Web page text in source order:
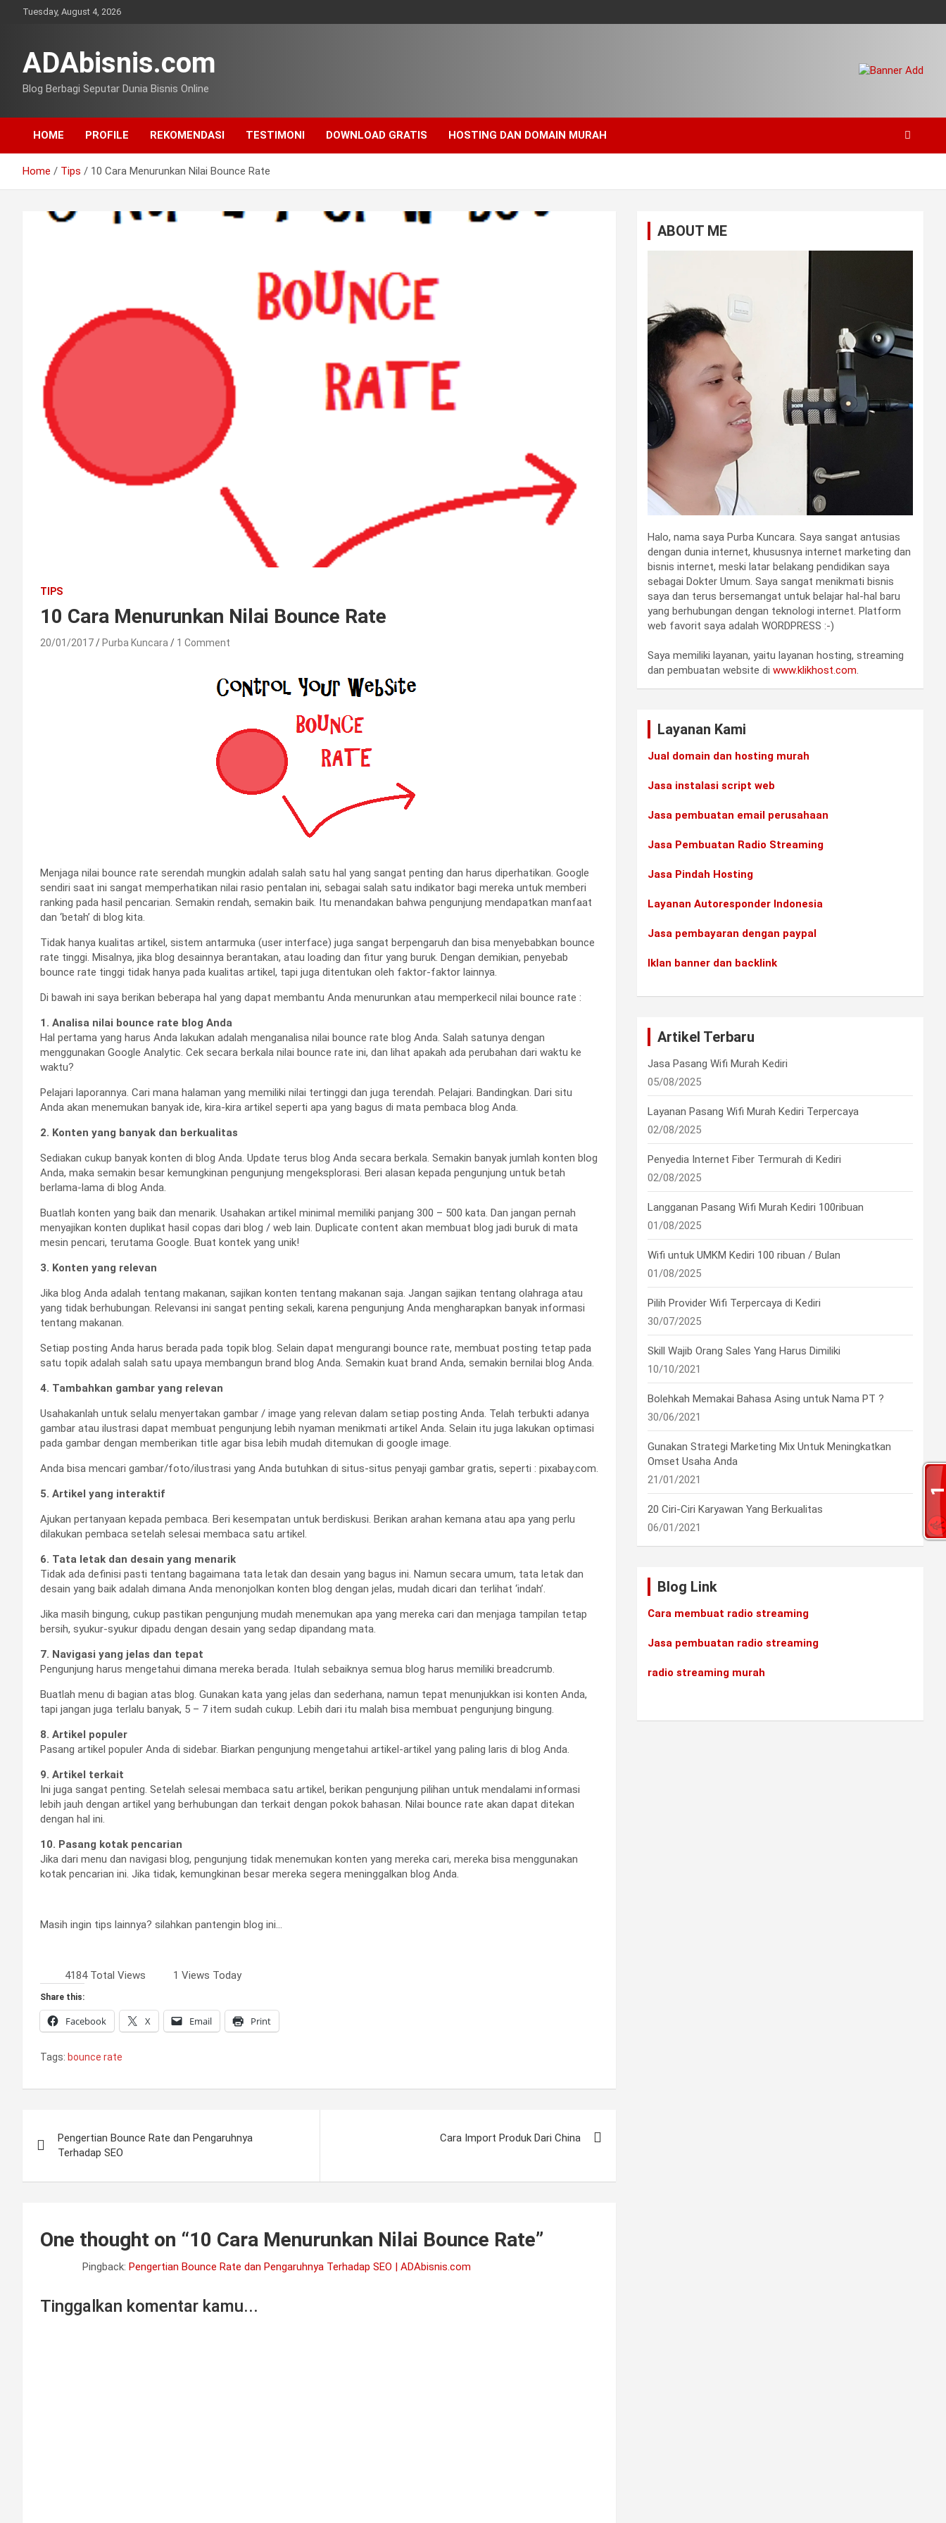
Tuesday, August 4, 2026
ADAbisnis.com
Blog Berbagi Seputar Dunia Bisnis Online
HOME PROFILE REKOMENDASI TESTIMONI DOWNLOAD GRATIS HOSTING DAN DOMAIN MURAH
Home Tips 10 Cara Menurunkan Nilai Bounce Rate
TIPS
10 Cara Menurunkan Nilai Bounce Rate
20/01/2017 Purba Kuncara 1 Comment
Menjaga nilai bounce rate serendah mungkin adalah salah satu hal yang sangat penting dan harus diperhatikan. Google
sendiri saat ini sangat memperhatikan nilai rasio pentalan ini, sebagai salah satu indikator bagi mereka untuk memberi
ranking pada hasil pencarian. Semakin rendah, semakin baik. Itu menandakan bahwa pengunjung mendapatkan manfaat
dan ‘betah’ di blog kita.
Tidak hanya kualitas artikel, sistem antarmuka (user interface) juga sangat berpengaruh dan bisa menyebabkan bounce
rate tinggi. Misalnya, jika blog desainnya berantakan, atau loading dan fitur yang buruk. Dengan demikian, penyebab
bounce rate tinggi tidak hanya pada kualitas artikel, tapi juga ditentukan oleh faktor-faktor lainnya.
Di bawah ini saya berikan beberapa hal yang dapat membantu Anda menurunkan atau memperkecil nilai bounce rate :
1. Analisa nilai bounce rate blog Anda
Hal pertama yang harus Anda lakukan adalah menganalisa nilai bounce rate blog Anda. Salah satunya dengan
menggunakan Google Analytic. Cek secara berkala nilai bounce rate ini, dan lihat apakah ada perubahan dari waktu ke
waktu?
Pelajari laporannya. Cari mana halaman yang memiliki nilai tertinggi dan juga terendah. Pelajari. Bandingkan. Dari situ
Anda akan menemukan banyak ide, kira-kira artikel seperti apa yang bagus di mata pembaca blog Anda.
2. Konten yang banyak dan berkualitas
Sediakan cukup banyak konten di blog Anda. Update terus blog Anda secara berkala. Semakin banyak jumlah konten blog
Anda, maka semakin besar kemungkinan pengunjung mengeksplorasi. Beri alasan kepada pengunjung untuk betah
berlama-lama di blog Anda.
Buatlah konten yang baik dan menarik. Usahakan artikel minimal memiliki panjang 300 – 500 kata. Dan jangan pernah
menyajikan konten duplikat hasil copas dari blog / web lain. Duplicate content akan membuat blog jadi buruk di mata
mesin pencari, terutama Google. Buat kontek yang unik!
3. Konten yang relevan
Jika blog Anda adalah tentang makanan, sajikan konten tentang makanan saja. Jangan sajikan tentang olahraga atau
yang tidak berhubungan. Relevansi ini sangat penting sekali, karena pengunjung Anda mengharapkan banyak informasi
tentang makanan.
Setiap posting Anda harus berada pada topik blog. Selain dapat mengurangi bounce rate, membuat posting tetap pada
satu topik adalah salah satu upaya membangun brand blog Anda. Semakin kuat brand Anda, semakin bernilai blog Anda.
4. Tambahkan gambar yang relevan
Usahakanlah untuk selalu menyertakan gambar / image yang relevan dalam setiap posting Anda. Telah terbukti adanya
gambar atau ilustrasi dapat membuat pengunjung lebih nyaman menikmati artikel Anda. Selain itu juga lakukan optimasi
pada gambar dengan memberikan title agar bisa lebih mudah ditemukan di google image.
Anda bisa mencari gambar/foto/ilustrasi yang Anda butuhkan di situs-situs penyaji gambar gratis, seperti : pixabay.com.
5. Artikel yang interaktif
Ajukan pertanyaan kepada pembaca. Beri kesempatan untuk berdiskusi. Berikan arahan kemana atau apa yang perlu
dilakukan pembaca setelah selesai membaca satu artikel.
6. Tata letak dan desain yang menarik
Tidak ada definisi pasti tentang bagaimana tata letak dan desain yang bagus ini. Namun secara umum, tata letak dan
desain yang baik adalah dimana Anda menonjolkan konten blog dengan jelas, mudah dicari dan terlihat ‘indah’.
Jika masih bingung, cukup pastikan pengunjung mudah menemukan apa yang mereka cari dan menjaga tampilan tetap
bersih, syukur-syukur dipadu dengan desain yang sedap dipandang mata.
7. Navigasi yang jelas dan tepat
Pengunjung harus mengetahui dimana mereka berada. Itulah sebaiknya semua blog harus memiliki breadcrumb.
Buatlah menu di bagian atas blog. Gunakan kata yang jelas dan sederhana, namun tepat menunjukkan isi konten Anda,
tapi jangan juga terlalu banyak, 5 – 7 item sudah cukup. Lebih dari itu malah bisa membuat pengunjung bingung.
8. Artikel populer
Pasang artikel populer Anda di sidebar. Biarkan pengunjung mengetahui artikel-artikel yang paling laris di blog Anda.
9. Artikel terkait
Ini juga sangat penting. Setelah selesai membaca satu artikel, berikan pengunjung pilihan untuk mendalami informasi
lebih jauh dengan artikel yang berhubungan dan terkait dengan pokok bahasan. Nilai bounce rate akan dapat ditekan
dengan hal ini.
10. Pasang kotak pencarian
Jika dari menu dan navigasi blog, pengunjung tidak menemukan konten yang mereka cari, mereka bisa menggunakan
kotak pencarian ini. Jika tidak, kemungkinan besar mereka segera meninggalkan blog Anda.
Masih ingin tips lainnya? silahkan pantengin blog ini…
4184 Total Views 1 Views Today
Share this:
Facebook X Email Print
Tags: bounce rate
navigation
Pengertian Bounce Rate dan Pengaruhnya
Terhadap SEO
Cara Import Produk Dari China
One thought on “10 Cara Menurunkan Nilai Bounce Rate”
Pingback: Pengertian Bounce Rate dan Pengaruhnya Terhadap SEO | ADAbisnis.com
Tinggalkan komentar kamu...
ABOUT ME
Halo, nama saya Purba Kuncara. Saya sangat antusias
dengan dunia internet, khususnya internet marketing dan
bisnis internet, meski latar belakang pendidikan saya
sebagai Dokter Umum. Saya sangat menikmati bisnis
saya dan terus bersemangat untuk belajar hal-hal baru
yang berhubungan dengan teknologi internet. Platform
web favorit saya adalah WORDPRESS :-)
Saya memiliki layanan, yaitu layanan hosting, streaming
dan pembuatan website diwww.klikhost.com.
Layanan Kami
Jual domain dan hosting murah
Jasa instalasi script web
Jasa pembuatan email perusahaan
Jasa Pembuatan Radio Streaming
Jasa Pindah Hosting
Layanan Autoresponder Indonesia
Jasa pembayaran dengan paypal
Iklan banner dan backlink
Artikel Terbaru
Jasa Pasang Wifi Murah Kediri
05/08/2025
Layanan Pasang Wifi Murah Kediri Terpercaya
02/08/2025
Penyedia Internet Fiber Termurah di Kediri
02/08/2025
Langganan Pasang Wifi Murah Kediri 100ribuan
01/08/2025
Wifi untuk UMKM Kediri 100 ribuan / Bulan
01/08/2025
Pilih Provider Wifi Terpercaya di Kediri
30/07/2025
Skill Wajib Orang Sales Yang Harus Dimiliki
10/10/2021
Bolehkah Memakai Bahasa Asing untuk Nama PT ?
30/06/2021
Gunakan Strategi Marketing Mix Untuk Meningkatkan
Omset Usaha Anda
21/01/2021
20 Ciri-Ciri Karyawan Yang Berkualitas
06/01/2021
Blog Link
Cara membuat radio streaming
Jasa pembuatan radio streaming
radio streaming murah